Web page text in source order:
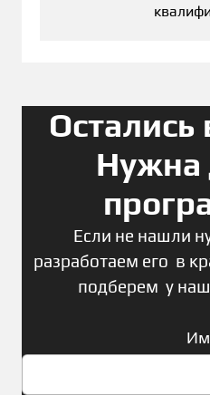
Остались
Нужна
Если не нашли
разработаем его в
подберем у